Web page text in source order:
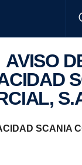
AVISO DE
SCANIA